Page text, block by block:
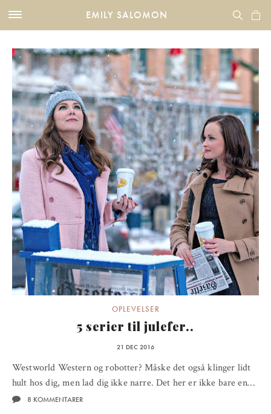
EMILY SALOMON
OPLEVELSER
5 serier til julefer..
21 DEC 2016
Westworld Western og robotter? Måske det også klinger lidt
hult hos dig, men lad dig ikke narre. Det her er ikke bare en…
8 KOMMENTARER